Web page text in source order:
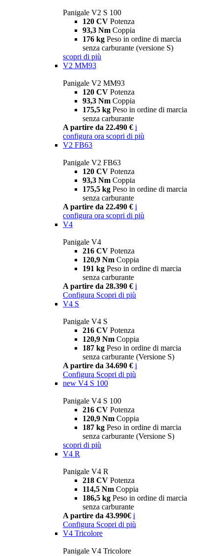
Panigale V2 S 100
120 CV Potenza
93,3 Nm Coppia
176 kg Peso in ordine di marcia
senza carburante (versione S)
scopri di più
V2 MM93
Panigale V2 MM93
120 CV Potenza
93,3 Nm Coppia
175,5 kg Peso in ordine di marcia
senza carburante
A partire da 22.490 € i
configura ora scopri di più
V2 FB63
Panigale V2 FB63
120 CV Potenza
93,3 Nm Coppia
175,5 kg Peso in ordine di marcia
senza carburante
A partire da 22.490 € i
configura ora scopri di più
V4
Panigale V4
216 CV Potenza
120,9 Nm Coppia
191 kg Peso in ordine di marcia
senza carburante
A partire da 28.390 € i
Configura Scopri di più
V4 S
Panigale V4 S
216 CV Potenza
120,9 Nm Coppia
187 kg Peso in ordine di marcia
senza carburante (Versione S)
A partire da 34.690 € i
Configura Scopri di più
new V4 S 100
Panigale V4 S 100
216 CV Potenza
120,9 Nm Coppia
187 kg Peso in ordine di marcia
senza carburante (Versione S)
scopri di più
V4 R
Panigale V4 R
218 CV Potenza
114,5 Nm Coppia
186,5 kg Peso in ordine di marcia
senza carburante
A partire da 43.990€ i
Configura Scopri di più
V4 Tricolore
Panigale V4 Tricolore